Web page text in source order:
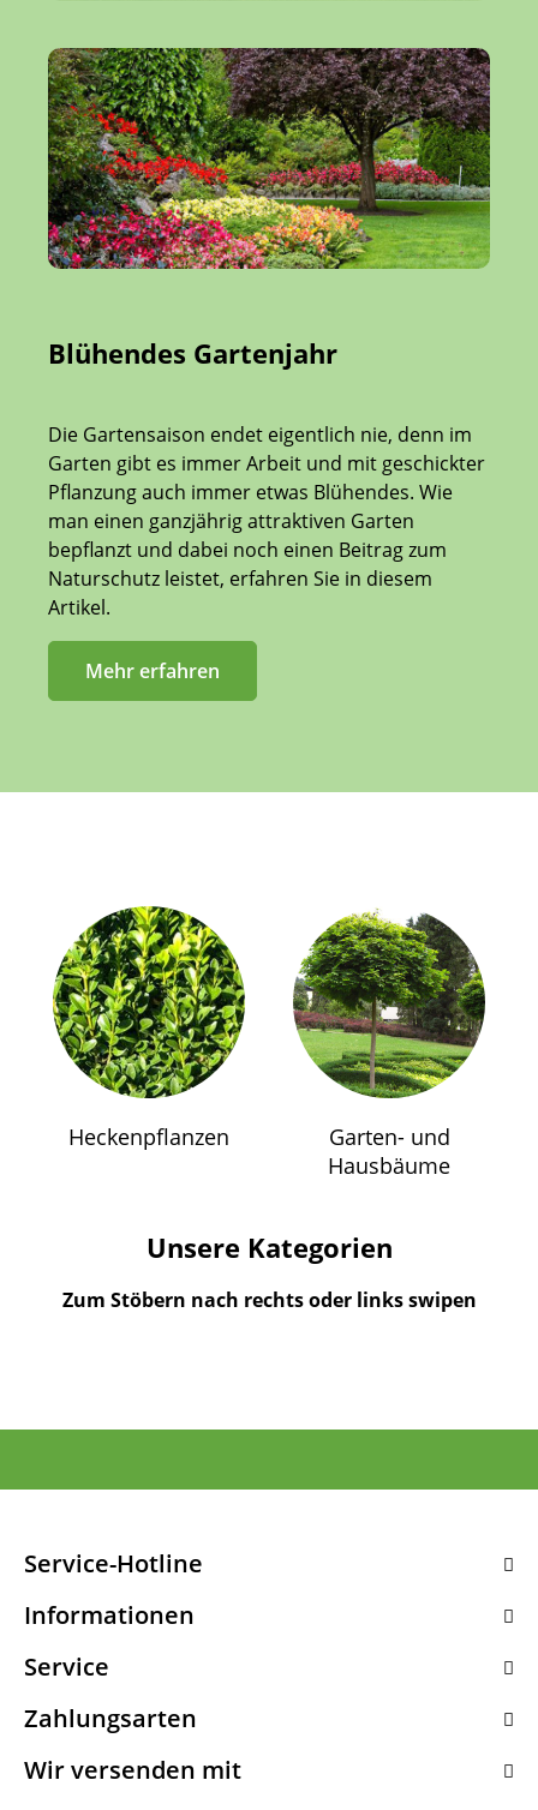
Blühendes Gartenjahr
Die Gartensaison endet eigentlich nie, denn im
Garten gibt es immer Arbeit und mit geschickter
Pflanzung auch immer etwas Blühendes. Wie
man einen ganzjährig attraktiven Garten
bepflanzt und dabei noch einen Beitrag zum
Naturschutz leistet, erfahren Sie in diesem
Artikel.
Mehr erfahren
Heckenpflanzen
Garten- und
Hausbäume
Unsere Kategorien
Zum Stöbern nach rechts oder links swipen
Service-Hotline
Informationen
Service
Zahlungsarten
Wir versenden mit